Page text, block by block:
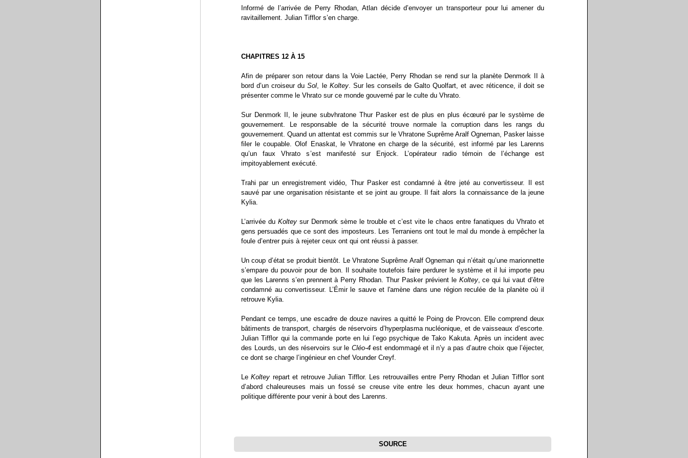
Informé de l’arrivée de Perry Rhodan, Atlan décide d’envoyer un transporteur pour lui amener du
ravitaillement. Julian Tifflor s’en charge.
CHAPITRES 12 À 15
Afin de préparer son retour dans la Voie Lactée, Perry Rhodan se rend sur la planète Denmork II à
bord d’un croiseur duSol, le Koltey. Sur les conseils de Galto Quolfart, et avec réticence, il doit se
présenter comme le Vhrato sur ce monde gouverné par le culte du Vhrato.
Sur Denmork II, le jeune subvhratone Thur Pasker est de plus en plus écœuré par le système de
gouvernement. Le responsable de la sécurité trouve normale la corruption dans les rangs du
gouvernement. Quand un attentat est commis sur le Vhratone Suprême Aralf Ogneman, Pasker laisse
filer le coupable. Olof Enaskat, le Vhratone en charge de la sécurité, est informé par les Larenns
qu’un faux Vhrato s’est manifesté sur Enjock. L’opérateur radio témoin de l’échange est
impitoyablement exécuté.
Trahi par un enregistrement vidéo, Thur Pasker est condamné à être jeté au convertisseur. Il est
sauvé par une organisation résistante et se joint au groupe. Il fait alors la connaissance de la jeune
Kylia.
L’arrivée du Koltey sur Denmork sème le trouble et c’est vite le chaos entre fanatiques du Vhrato et
gens persuadés que ce sont des imposteurs. Les Terraniens ont tout le mal du monde à empêcher la
foule d’entrer puis à rejeter ceux ont qui ont réussi à passer.
Un coup d’état se produit bientôt. Le Vhratone Suprême Aralf Ogneman qui n’était qu’une marionnette
s’empare du pouvoir pour de bon. Il souhaite toutefois faire perdurer le système et il lui importe peu
que les Larenns s’en prennent à Perry Rhodan. Thur Pasker prévient le Koltey, ce qui lui vaut d’être
condamné au convertisseur. L’Émir le sauve et l'amène dans une région reculée de la planète où il
retrouve Kylia.
Pendant ce temps, une escadre de douze navires a quitté le Poing de Provcon. Elle comprend deux
bâtiments de transport, chargés de réservoirs d’hyperplasma nucléonique, et de vaisseaux d’escorte.
Julian Tifflor qui la commande porte en lui l’ego psychique de Tako Kakuta. Après un incident avec
des Lourds, un des réservoirs sur le Cléo-4est endommagé et il n’y a pas d’autre choix que l’éjecter,
ce dont se charge l’ingénieur en chef Vounder Creyf.
LeKoltey repart et retrouve Julian Tifflor. Les retrouvailles entre Perry Rhodan et Julian Tifflor sont
d’abord chaleureuses mais un fossé se creuse vite entre les deux hommes, chacun ayant une
politique différente pour venir à bout des Larenns.
SOURCE